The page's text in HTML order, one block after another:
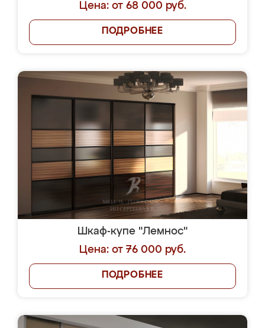
Цена: от 68 000 руб.
ПОДРОБНЕЕ
Шкаф-купе "Лемнос"
Цена: от 76 000 руб.
ПОДРОБНЕЕ